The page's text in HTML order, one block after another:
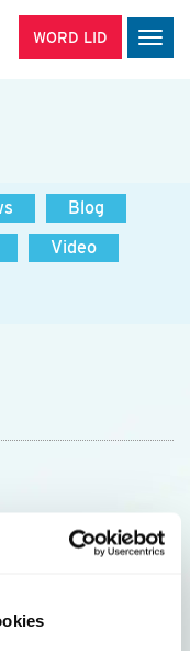
WORD LID
Blog
Video
acties en tips